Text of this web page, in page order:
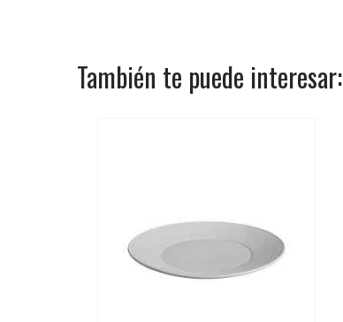
También te puede interesar: